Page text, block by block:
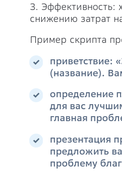
3. Эффективность:
снижению затрат
Пример скрипта
приветствие:
(название).
определение
для вас
главная
презентация
предложить
проблему